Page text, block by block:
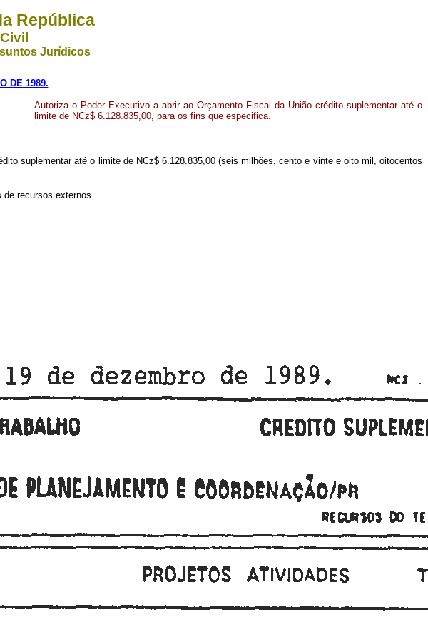
República
Jurídicos
DE 1989.
Autoriza o Poder Executivo a abrir ao Orçamento Fiscal da União crédito suplementar até o
limite de NCz$ 6.128.835,00, para os fins que especifica.
suplementar até o limite de NCz$ 6.128.835,00 (seis milhões, cento e vinte e oito mil, oitocentos
de recursos externos.